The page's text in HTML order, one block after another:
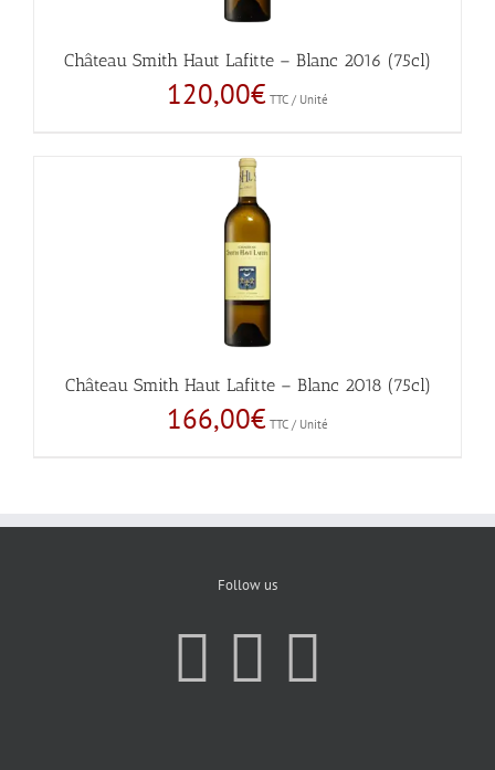
Château Smith Haut Lafitte – Blanc 2016 (75cl)
120,00€ TTC / Unité
Château Smith Haut Lafitte – Blanc 2018 (75cl)
166,00€ TTC / Unité
Follow us